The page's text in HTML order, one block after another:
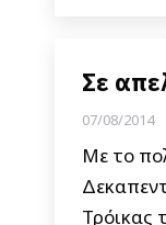
Σε
07/08/2014
Με το
Τρόικας